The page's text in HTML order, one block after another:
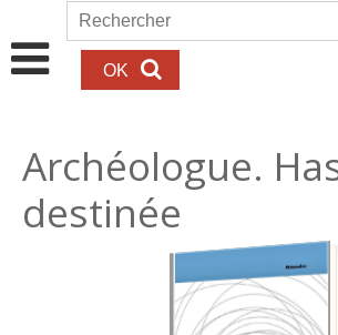
Aller au contenu principal
Formulaire de
Rechercher
Archéologue.
destinée
23.00€